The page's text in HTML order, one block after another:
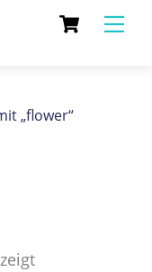
Cart
„flower“